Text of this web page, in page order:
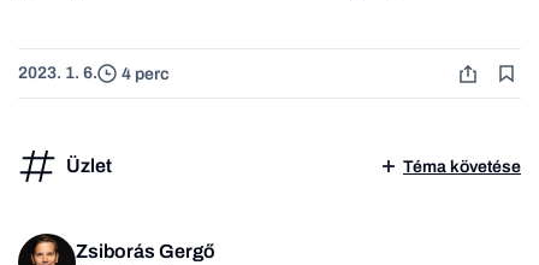
2023. 1. 6. 4 perc
Üzlet Téma követése
Zsiborás Gergő